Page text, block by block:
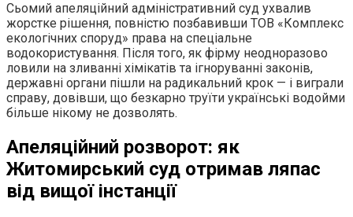
Сьомий апеляційний адміністративний суд ухвалив
жорстке рішення, повністю позбавивши ТОВ «Комплекс
екологічних споруд» права на спеціальне
водокористування. Після того, як фірму неодноразово
ловили на зливанні хімікатів та ігноруванні законів,
державні органи пішли на радикальний крок — і виграли
справу, довівши, що безкарно труїти українські водойми
більше нікому не дозволять.
Апеляційний розворот: як
Житомирський суд отримав ляпас
від вищої інстанції